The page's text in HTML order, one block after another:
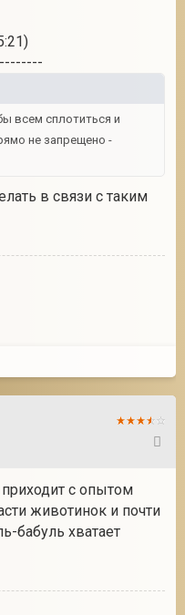
всем сплотиться и
не запрещено -
в связи с таким
приходит с опытом
животинок и почти
бабуль хватает